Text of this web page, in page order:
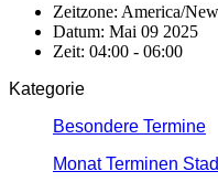
Zeitzone: America/
Datum: Mai 09 2025
Zeit: 04:00 - 06:00
Kategorie
Besondere Termine
Monat Terminen